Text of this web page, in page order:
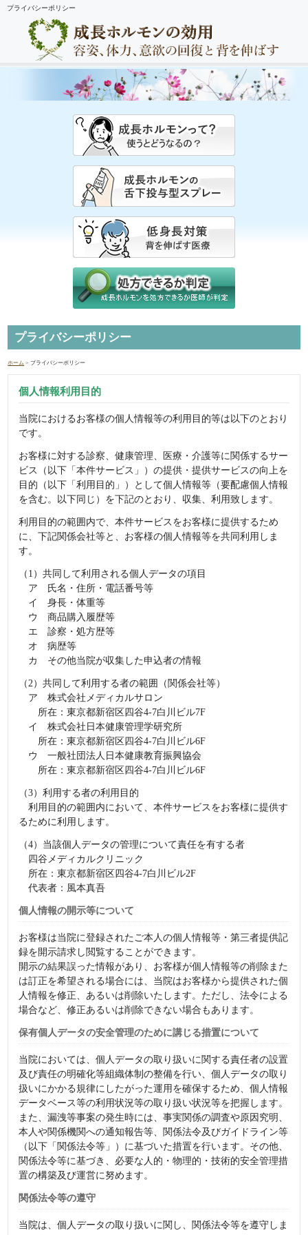
プライバシーポリシー
プライバシーポリシー
ホーム > プライバシーポリシー
個人情報利用目的
当院におけるお客様の個人情報等の利用目的等は以下のとおり
です。
お客様に対する診察、健康管理、医療・介護等に関係するサー
ビス（以下「本件サービス」）の提供・提供サービスの向上を
目的（以下「利用目的」）として個人情報等（要配慮個人情報
を含む。以下同じ）を下記のとおり、収集、利用致します。
利用目的の範囲内で、本件サービスをお客様に提供するため
に、下記関係会社等と、お客様の個人情報等を共同利用しま
す。
（1）共同して利用される個人データの項目
ア 氏名・住所・電話番号等
イ 身長・体重等
ウ 商品購入履歴等
エ 診察・処方歴等
オ 病歴等
カ その他当院が収集した申込者の情報
（2）共同して利用する者の範囲（関係会社等）
ア 株式会社メディカルサロン
所在：東京都新宿区四谷4-7白川ビル7F
イ 株式会社日本健康管理学研究所
所在：東京都新宿区四谷4-7白川ビル6F
ウ 一般社団法人日本健康教育振興協会
所在：東京都新宿区四谷4-7白川ビル6F
（3）利用する者の利用目的
利用目的の範囲内において、本件サービスをお客様に提供す
るために利用します。
（4）当該個人データの管理について責任を有する者
四谷メディカルクリニック
所在：東京都新宿区四谷4-7白川ビル2F
代表者：風本真吾
個人情報の開示等について
お客様は当院に登録されたご本人の個人情報等・第三者提供記
録を開示請求し閲覧することができます。
開示の結果誤った情報があり、お客様が個人情報等の削除また
は訂正を希望される場合には、当院はお客様から提供された個
人情報を修正、あるいは削除いたします。ただし、法令による
場合など、修正あるいは削除できない場合もあります。
保有個人データの安全管理のために講じる措置について
当院においては、個人データの取り扱いに関する責任者の設置
及び責任の明確化等組織体制の整備を行い、個人データの取り
扱いにかかる規律にしたがった運用を確保するため、個人情報
データベース等の利用状況等の取り扱い状況等を把握します。
また、漏洩等事案の発生時には、事実関係の調査や原因究明、
本人や関係機関への通知報告等、関係法令及びガイドライン等
（以下「関係法令等」）に基づいた措置を行います。その他、
関係法令等に基づき、必要な人的・物理的・技術的安全管理措
置の構築及び運営に努めます。
関係法令等の遵守
当院は、個人データの取り扱いに関し、関係法令等を遵守しま